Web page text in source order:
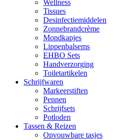
Wellness
Tissues
Desinfectiemiddelen
Zonnebrandcrème
Mondkapjes
Lippenbalsems
EHBO Sets
Handverzorging
Toiletartikelen
Schrijfwaren
Markeerstiften
Pennen
Schrijfsets
Potloden
Tassen & Reizen
Opvouwbare tasjes